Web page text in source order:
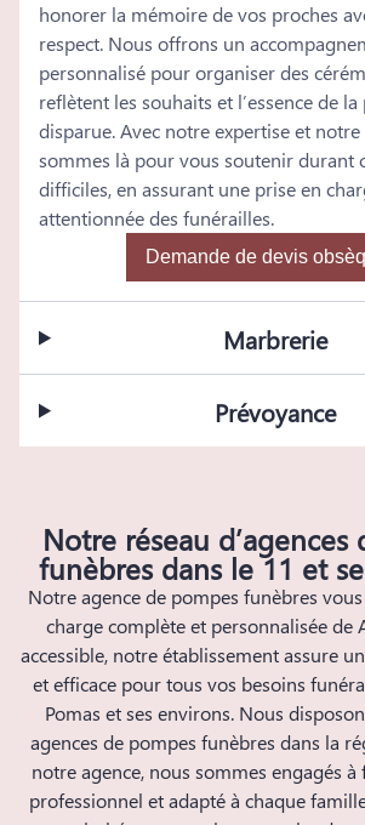
honorer la mémoire de vos proches
respect. Nous offrons un
personnalisé pour organiser des
reflètent les souhaits et l’essence de
disparue. Avec notre expertise et
sommes là pour vous soutenir durant
difficiles, en assurant une prise en
attentionnée des funérailles.
Demande de
Marbrerie
Prévoyance
Notre réseau d’agences
funèbres dans le 11 et
Notre agence de pompes funèbres
charge complète et personnalisée de
accessible, notre établissement assure
et efficace pour tous vos besoins
Pomas et ses environs. Nous
agences de pompes funèbres dans la
notre agence, nous sommes engagés
professionnel et adapté à chaque